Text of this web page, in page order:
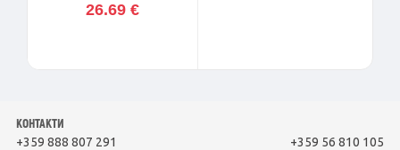
ф24
26.69 €
КОНТАКТИ
+359 888 807 291
+359 56 810 105